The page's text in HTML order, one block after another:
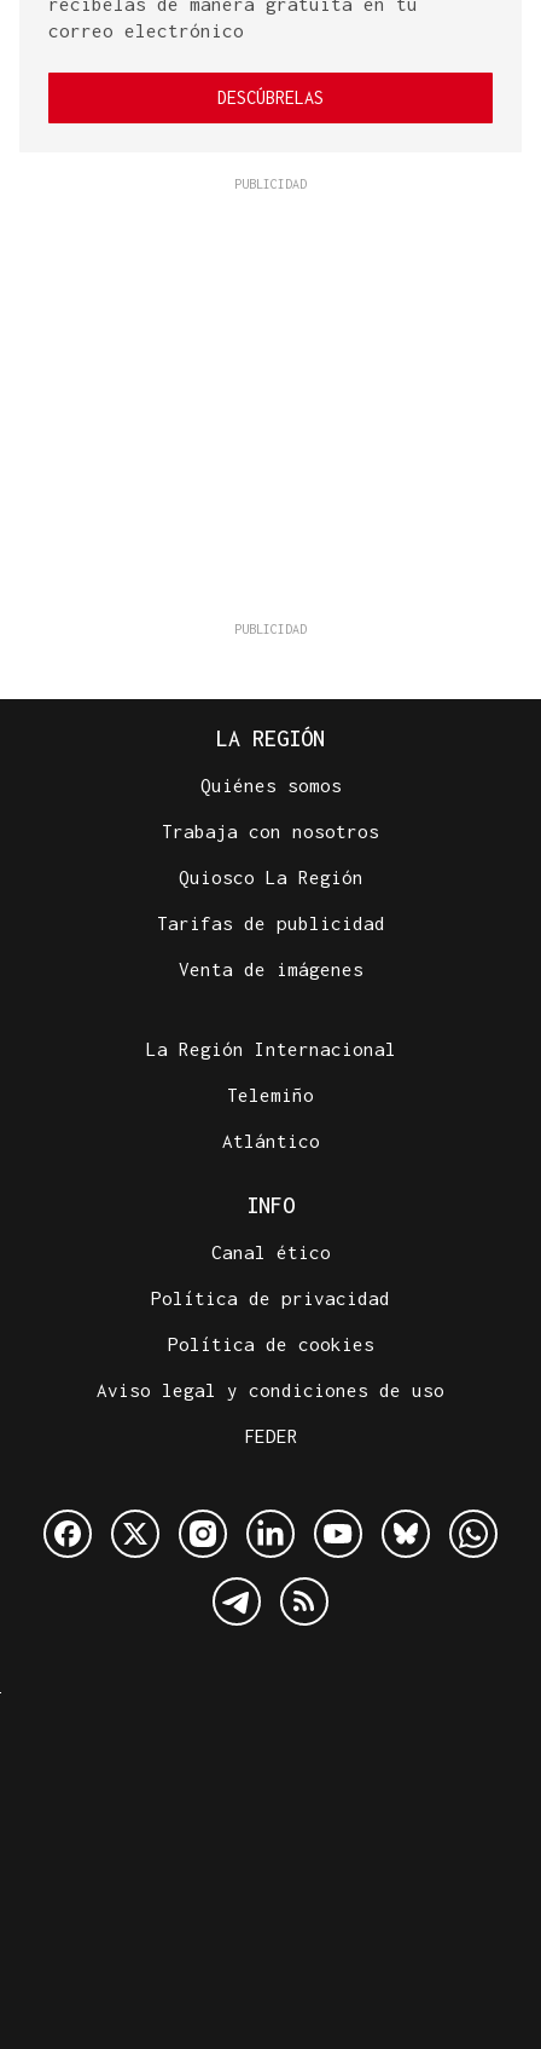
correo electrónico
DESCÚBRELAS
LA REGIÓN
Quiénes somos
Trabaja con nosotros
Quiosco La Región
Tarifas de publicidad
Venta de imágenes
La Región Internacional
Telemiño
Atlántico
INFO
Canal ético
Política de privacidad
Política de cookies
Aviso legal y condiciones de uso
FEDER